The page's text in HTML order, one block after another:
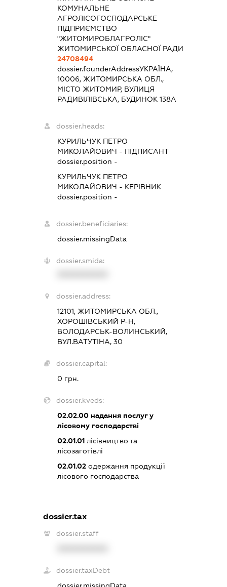
КОМУНАЛЬНЕ
АГРОЛІСОГОСПОДАРСЬКЕ
ПІДПРИЄМСТВО
"ЖИТОМИРОБЛАГРОЛІС"
ЖИТОМИРСЬКОЇ ОБЛАСНОЇ РАДИ
24708494
dossier.founderAddressУКРАЇНА,
10006, ЖИТОМИРСЬКА ОБЛ.,
МІСТО ЖИТОМИР, ВУЛИЦЯ
РАДИВІЛІВСЬКА, БУДИНОК 138А
dossier.heads:
КУРИЛЬЧУК ПЕТРО
МИКОЛАЙОВИЧ - ПІДПИСАНТ
dossier.position -
КУРИЛЬЧУК ПЕТРО
МИКОЛАЙОВИЧ - КЕРІВНИК
dossier.position -
dossier.beneficiaries:
dossier.missingData
dossier.smida:
dossier.address:
12101, ЖИТОМИРСЬКА ОБЛ.,
ХОРОШІВСЬКИЙ Р-Н,
ВОЛОДАРСЬК-ВОЛИНСЬКИЙ,
ВУЛ.ВАТУТІНА, 30
dossier.capital:
0 грн.
dossier.kveds:
02.02.00 надання послуг у
лісовому господарстві
02.01.01 лісівництво та
лісозаготівлі
02.01.02 одержання продукції
лісового господарства
dossier.tax
dossier.staff
dossier.taxDebt